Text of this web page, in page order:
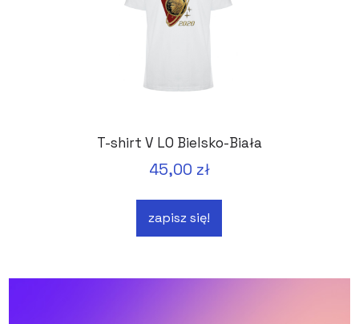
T-shirt V LO Bielsko-Biała
45,00 zł
zapisz się!